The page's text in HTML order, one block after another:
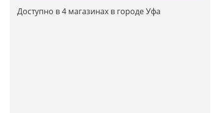
Доступно в 4 магазинах в городе Уфа